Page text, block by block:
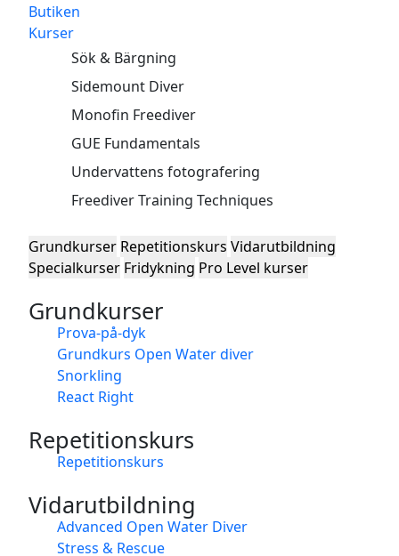
Butiken
Kurser
Sök & Bärgning
Sidemount Diver
Monofin Freediver
GUE Fundamentals
Undervattens fotografering
Freediver Training Techniques
Grundkurser Repetitionskurs Vidarutbildning
Specialkurser Fridykning Pro Level kurser
Grundkurser
Prova-på-dyk
Grundkurs Open Water diver
Snorkling
React Right
Repetitionskurs
Repetitionskurs
Vidarutbildning
Advanced Open Water Diver
Stress & Rescue